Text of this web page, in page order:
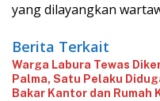
yang dilayangkan
Berita Terkait
‎Warga Labura Tewas
Palma, Satu Pelaku
Bakar Kantor dan Rumah